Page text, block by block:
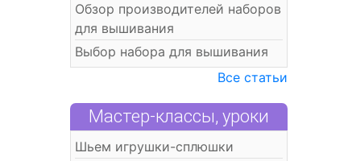
Обзор производителей наборов
для вышивания
Выбор набора для вышивания
Все статьи
Мастер-классы, уроки
Шьем игрушки-сплюшки